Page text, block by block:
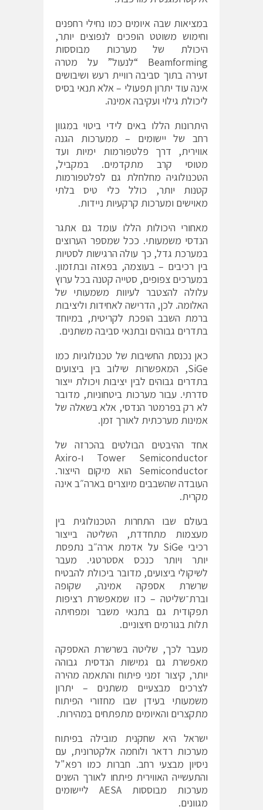
במציאות שבה איומים כמו נחילי רחפנים
וחימוש משוטט הופכים לנפוצים יותר,
היכולת של מערכות מבוססות
Beamforming “לנעול” על מטרה
זעירה בתוך סביבה רוויית רעש ושיבושים
אינה עוד יתרון תפעולי – אלא תנאי בסיס
ליכולת גילוי ועקיבה אמינה.
היתרונות הללו באים לידי ביטוי במגוון
רחב של יישומים – ממערכות הגנה
אווירית, דרך פלטפורמות ימיות ועד
מטוסי קרב מתקדמים. במקביל,
הטכנולוגיה מחלחלת גם לפלטפורמות
קטנות יותר, כולל כלי טיס בלתי
מאוישים ומערכות קרקעיות ניידות.
מאחורי היכולות הללו עומד גם אתגר
הנדסי משמעותי. ככל שמספר הערוצים
במערכת גדל, כך עולה הרגישות לסטיות
בין רכיבים – בעוצמה, בפאזה ובתזמון.
במערכים צפופים, סטייה קטנה בכל ערוץ
עלולה להצטבר לעיוות משמעותי של
האלומה. לכן, הדרישה לאחידות וליציבות
ברמת השבב הופכת לקריטית, במיוחד
בתדרים גבוהים ובתנאי סביבה משתנים.
כאן נכנסת החשיבות של טכנולוגיות כמו
SiGe, המאפשרות שילוב בין ביצועים
בתדרים גבוהים לבין יציבות ויכולת ייצור
סדרתי. עבור מערכות ביטחוניות, מדובר
לא רק בפרמטר הנדסי, אלא בשאלה של
אמינות מערכתית לאורך זמן.
אחד ההיבטים הבולטים בהכרזה של
Tower Semiconductor ו-Axiro
Semiconductor הוא מיקום הייצור.
העובדה שהשבבים מיוצרים בארה״ב אינה
מקרית.
בעולם שבו התחרות הטכנולוגית בין
מעצמות מתחדדת, השליטה בייצור
רכיבי SiGe על אדמת ארה״ב נתפסת
יותר ויותר כנכס אסטרטגי. מעבר
לשיקולי ביצועים, מדובר ביכולת להבטיח
שרשרת אספקה אמינה, שקופה
וברת־שליטה – כזו שמאפשרת רציפות
תפקודית גם בתנאי משבר ומפחיתה
תלות בגורמים חיצוניים.
מעבר לכך, שליטה בשרשרת האספקה
מאפשרת גם גמישות הנדסית גבוהה
יותר, קיצור זמני פיתוח והתאמה מהירה
לצרכים מבצעיים משתנים – יתרון
משמעותי בעידן שבו מחזורי הפיתוח
מתקצרים והאיומים מתפתחים במהירות.
ישראל היא שחקנית מובילה בפיתוח
מערכות רדאר ולוחמה אלקטרונית, עם
ניסיון מבצעי רחב. חברות כמו רפא"ל
והתעשייה האווירית פיתחו לאורך השנים
מערכות מבוססות AESA ליישומים
מגוונים.